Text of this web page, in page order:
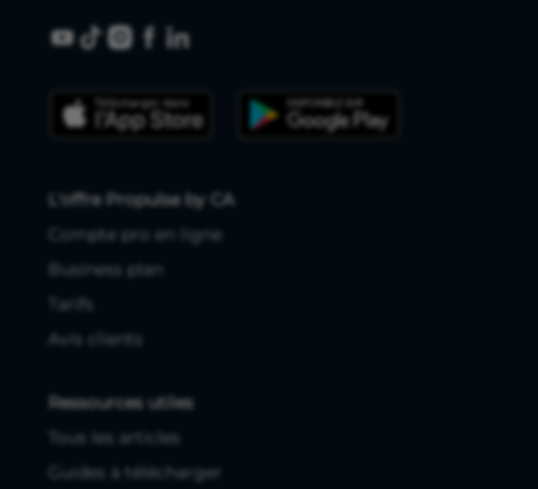
L'offre Propulse by CA
Compte pro en ligne
Business plan
Tarifs
Avis clients
Ressources utiles
Tous les articles
Guides à télécharger